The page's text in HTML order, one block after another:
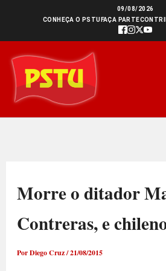
conteúdo
09/08/2026
CONHEÇA O PSTU FAÇA PARTE
Morre o ditador
Contreras, e
PorDiego Cruz/21/08/2015